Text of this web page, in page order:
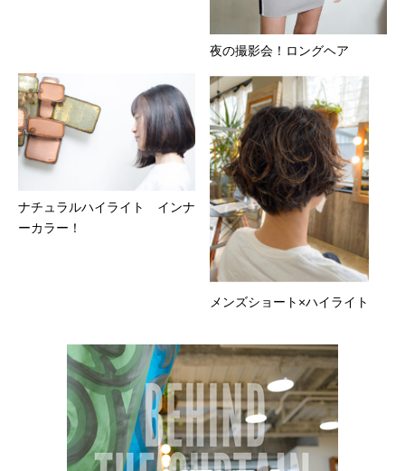
夜の撮影会！ロングヘア
ナチュラルハイライト インナ
ーカラー！
メンズショート×ハイライト